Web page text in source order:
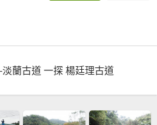
蘭古道 一探 楊廷理古道